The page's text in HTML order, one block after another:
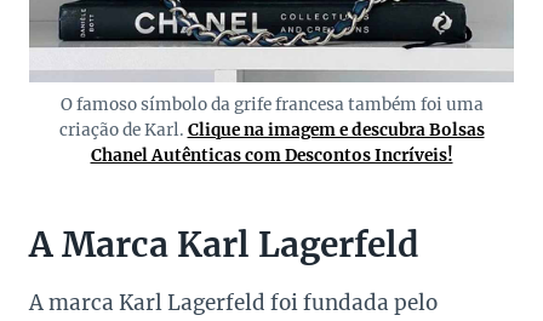
O famoso símbolo da grife francesa também foi uma
criação de Karl. Clique na imagem e descubra Bolsas
Chanel Autênticas com Descontos Incríveis!
A Marca Karl Lagerfeld
A marca Karl Lagerfeld foi fundada pelo